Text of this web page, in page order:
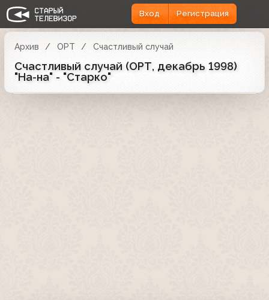
Вход Регистрация
Архив ОРТ Счастливый случай
Счастливый случай (ОРТ, декабрь 1998)
"На-на" - "Старко"